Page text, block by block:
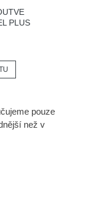
PLUS
pouze
než v